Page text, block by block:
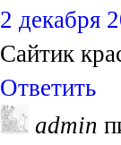
2 декабря
Сайтик
Ответить
admin